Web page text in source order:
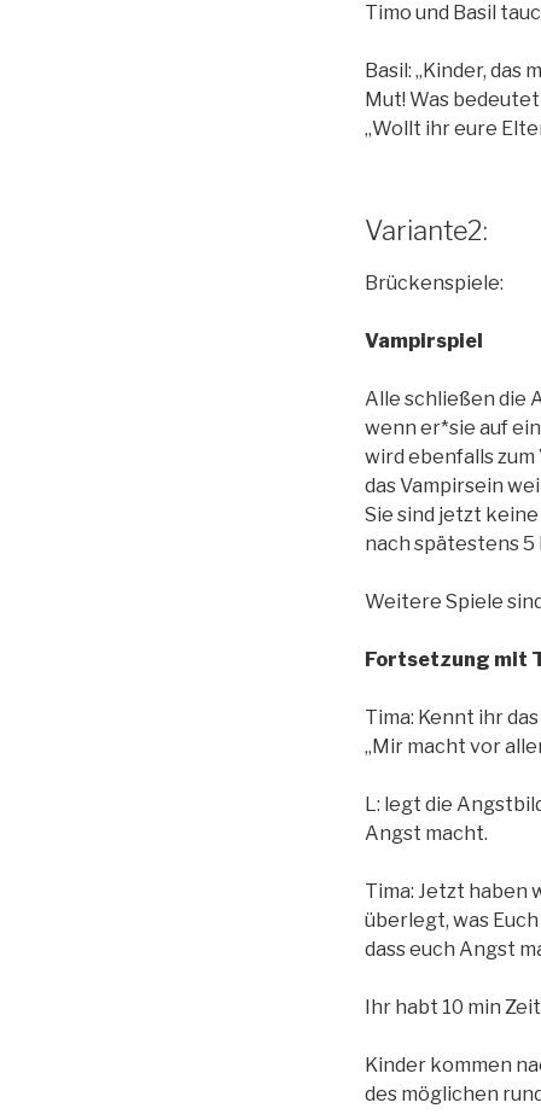
Timo und Basil
Basil: „Kinder,
Mut! Was
„Wollt ihr eure
Variante2:
Brückenspiele:
Vampirspiel
Alle schließen die
wenn er*sie auf
wird ebenfalls
das Vampirsein
Sie sind jetzt keine
nach spätestens 5
Weitere Spiele
Fortsetzung mit
Tima: Kennt ihr
„Mir macht vor
L: legt die
Angst macht.
Tima: Jetzt haben
überlegt, was
dass euch Angst
Ihr habt 10 min
Kinder kommen
des möglichen